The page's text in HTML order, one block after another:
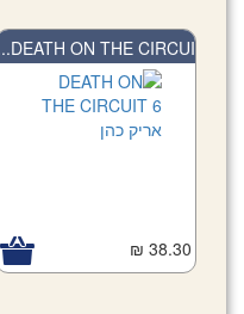
DEATH ON THE CIRCUI...
38.30 ₪